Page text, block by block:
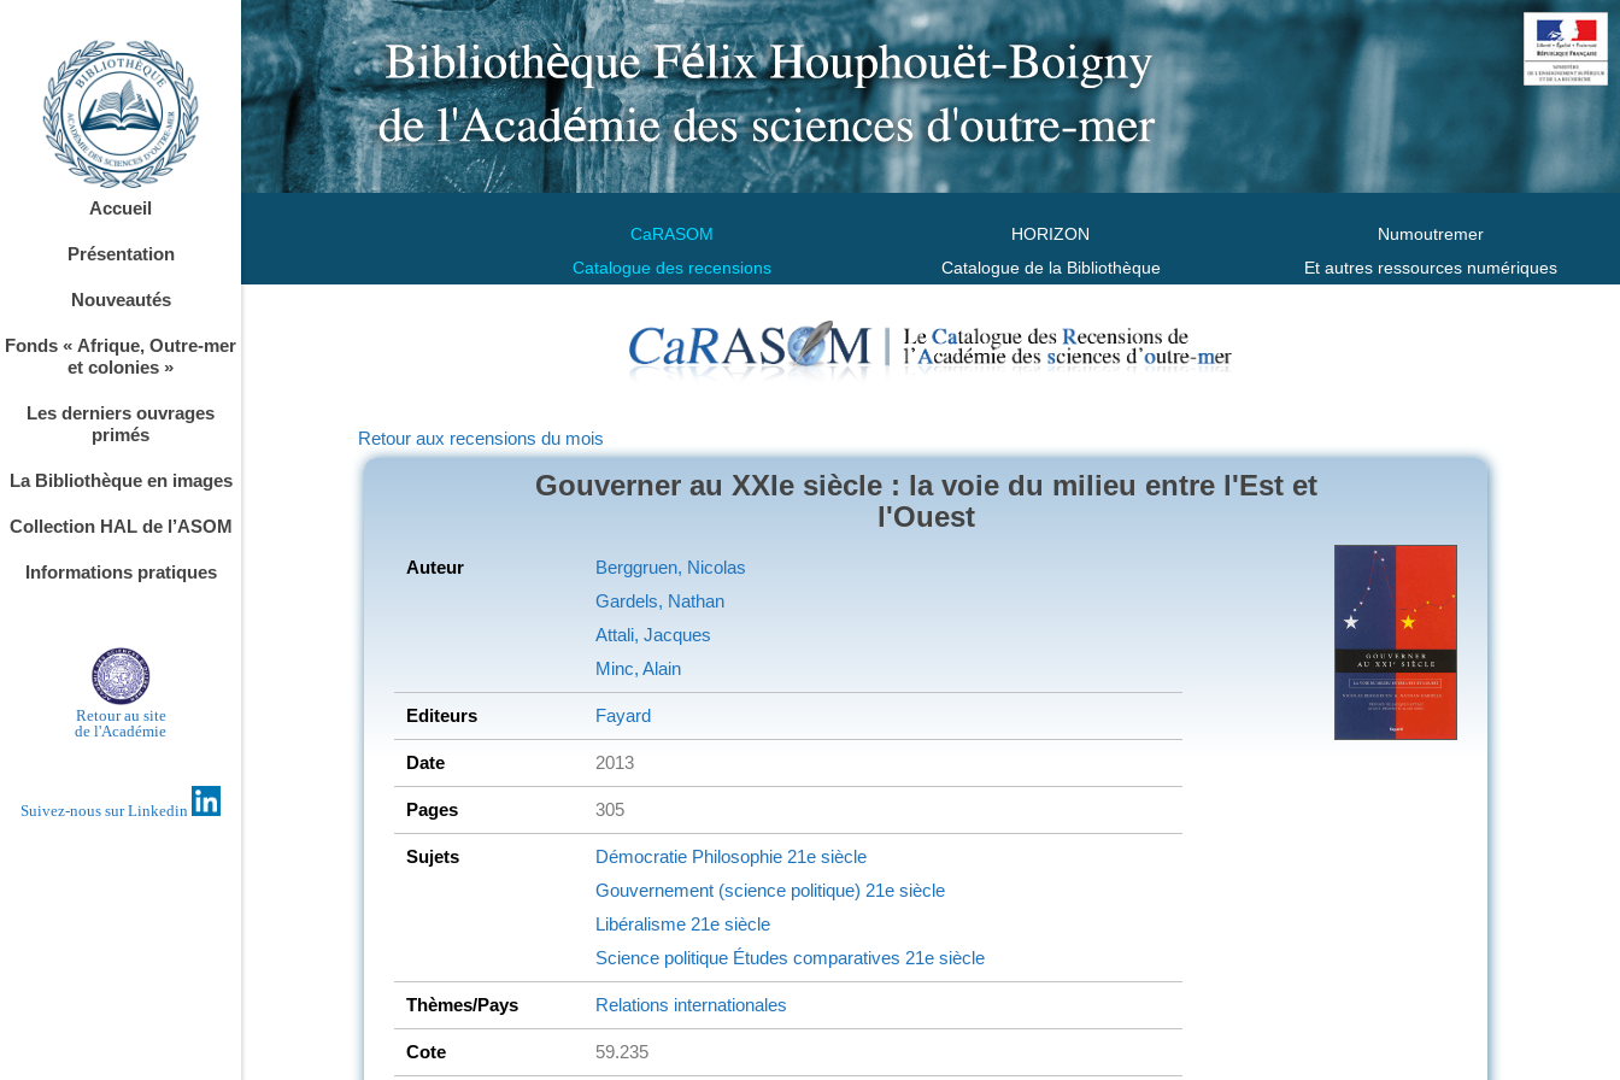
CaRASOM
Catalogue des recensions
HORIZON
Catalogue de la Bibliothèque
Numoutremer
Et autres ressources numériques
Accueil
Présentation
Nouveautés
Fonds « Afrique, Outre-mer
et colonies »
Les derniers ouvrages
primés
La Bibliothèque en images
Collection HAL de l’ASOM
Informations pratiques
Retour au site
de l'Académie
Suivez-nous sur Linkedin
Retour aux recensions du mois
Gouverner au XXIe siècle : la voie du milieu entre l'Est et
l'Ouest
Auteur
Berggruen, Nicolas
Gardels, Nathan
Attali, Jacques
Minc, Alain
Editeurs Fayard
Date 2013
Pages 305
Sujets Démocratie Philosophie 21e siècle
Gouvernement (science politique) 21e siècle
Libéralisme 21e siècle
Science politique Études comparatives 21e siècle
Thèmes/Pays Relations internationales
Cote 59.235